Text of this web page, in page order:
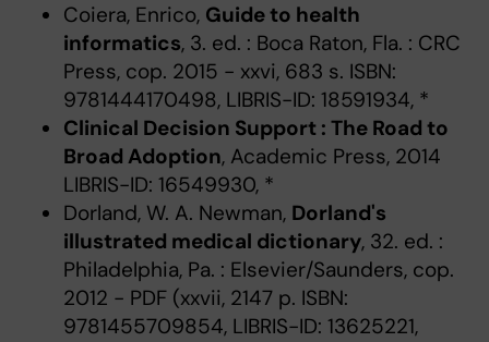
Coiera, Enrico, Guide to health
informatics, 3. ed. : Boca Raton, Fla. : CRC
Press, cop. 2015 - xxvi, 683 s. ISBN:
9781444170498, LIBRIS-ID: 18591934, *
Clinical Decision Support : The Road to
Broad Adoption, Academic Press, 2014
LIBRIS-ID: 16549930, *
Dorland, W. A. Newman, Dorland's
illustrated medical dictionary, 32. ed. :
Philadelphia, Pa. : Elsevier/Saunders, cop.
2012 - PDF (xxvii, 2147 p. ISBN:
9781455709854, LIBRIS-ID: 13625221,